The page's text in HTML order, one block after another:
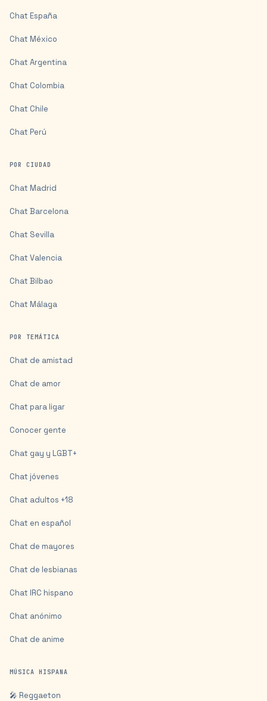
Chat España
Chat México
Chat Argentina
Chat Colombia
Chat Chile
Chat Perú
POR CIUDAD
Chat Madrid
Chat Barcelona
Chat Sevilla
Chat Valencia
Chat Bilbao
Chat Málaga
POR TEMÁTICA
Chat de amistad
Chat de amor
Chat para ligar
Conocer gente
Chat gay y LGBT+
Chat jóvenes
Chat adultos +18
Chat en español
Chat de mayores
Chat de lesbianas
Chat IRC hispano
Chat anónimo
Chat de anime
MÚSICA HISPANA
🎤 Reggaeton